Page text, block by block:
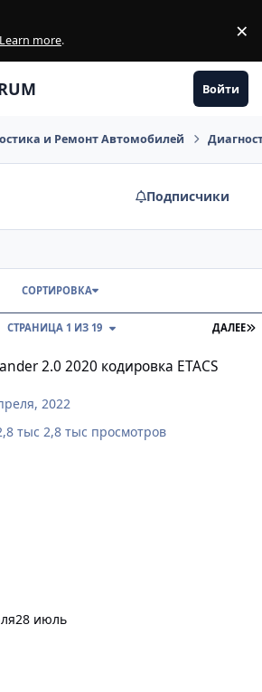
Learn more. ×
Войти
и Ремонт Автомобилей
Подписчики
ДАЛЕЕ
СТРАНИЦА 1 ИЗ 19
СОРТИРОВКА
2.0 2020 кодировка ETACS
2022
2,8 тыс просмотров
28 июль